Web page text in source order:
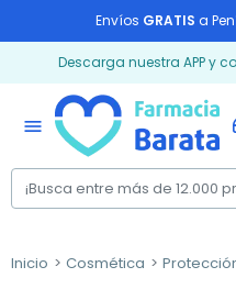
Envíos GRATIS a
Descarga nuestra APP y
menu
Inicio Cosmética